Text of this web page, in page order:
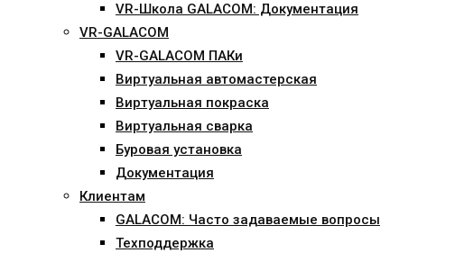
VR-Школа GALACOM: Документация
VR-GALACOM
VR-GALACOM ПАКи
Виртуальная автомастерская
Виртуальная покраска
Виртуальная сварка
Буровая установка
Документация
Клиентам
GALACOM: Часто задаваемые вопросы
Техподдержка